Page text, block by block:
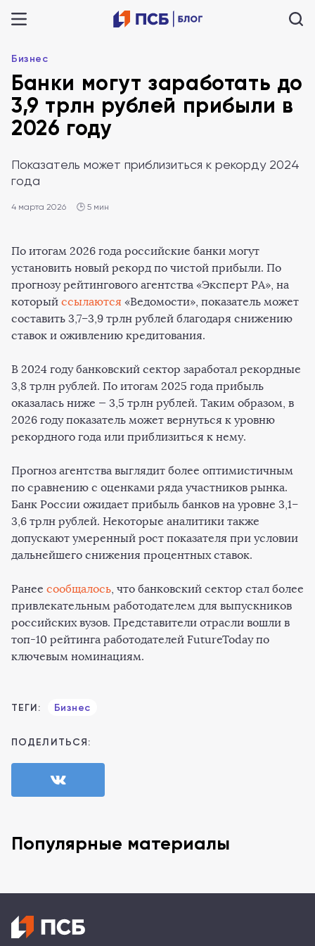
Бизнес
Банки могут заработать до
3,9 трлн рублей прибыли в
2026 году
Показатель может приблизиться к рекорду 2024
года
4 марта 2026 🕒 5 мин
По итогам 2026 года российские банки могут
установить новый рекорд по чистой прибыли. По
прогнозу рейтингового агентства «Эксперт РА», на
который ссылаются «Ведомости», показатель может
составить 3,7–3,9 трлн рублей благодаря снижению
ставок и оживлению кредитования.
В 2024 году банковский сектор заработал рекордные
3,8 трлн рублей. По итогам 2025 года прибыль
оказалась ниже — 3,5 трлн рублей. Таким образом, в
2026 году показатель может вернуться к уровню
рекордного года или приблизиться к нему.
Прогноз агентства выглядит более оптимистичным
по сравнению с оценками ряда участников рынка.
Банк России ожидает прибыль банков на уровне 3,1–
3,6 трлн рублей. Некоторые аналитики также
допускают умеренный рост показателя при условии
дальнейшего снижения процентных ставок.
Ранее сообщалось, что банковский сектор стал более
привлекательным работодателем для выпускников
российских вузов. Представители отрасли вошли в
топ-10 рейтинга работодателей FutureToday по
ключевым номинациям.
ТЕГИ: Бизнес
ПОДЕЛИТЬСЯ:
Популярные материалы